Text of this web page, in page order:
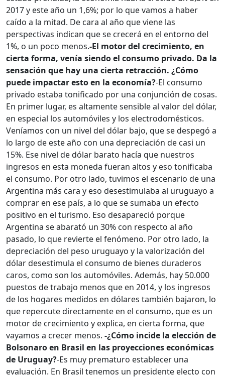
2017 y este año un 1,6%; por lo que vamos a haber
caído a la mitad. De cara al año que viene las
perspectivas indican que se crecerá en el entorno del
1%, o un poco menos.-El motor del crecimiento, en
cierta forma, venía siendo el consumo privado. Da la
sensación que hay una cierta retracción. ¿Cómo
puede impactar esto en la economía?-El consumo
privado estaba tonificado por una conjunción de cosas.
En primer lugar, es altamente sensible al valor del dólar,
en especial los automóviles y los electrodomésticos.
Veníamos con un nivel del dólar bajo, que se despegó a
lo largo de este año con una depreciación de casi un
15%. Ese nivel de dólar barato hacía que nuestros
ingresos en esta moneda fueran altos y eso tonificaba
el consumo. Por otro lado, tuvimos el escenario de una
Argentina más cara y eso desestimulaba al uruguayo a
comprar en ese país, a lo que se sumaba un efecto
positivo en el turismo. Eso desapareció porque
Argentina se abarató un 30% con respecto al año
pasado, lo que revierte el fenómeno. Por otro lado, la
depreciación del peso uruguayo y la valorización del
dólar desestimula el consumo de bienes duraderos
caros, como son los automóviles. Además, hay 50.000
puestos de trabajo menos que en 2014, y los ingresos
de los hogares medidos en dólares también bajaron, lo
que repercute directamente en el consumo, que es un
motor de crecimiento y explica, en cierta forma, que
vayamos a crecer menos. -¿Cómo incide la elección de
Bolsonaro en Brasil en las proyecciones económicas
de Uruguay?-Es muy prematuro establecer una
evaluación. En Brasil tenemos un presidente electo con